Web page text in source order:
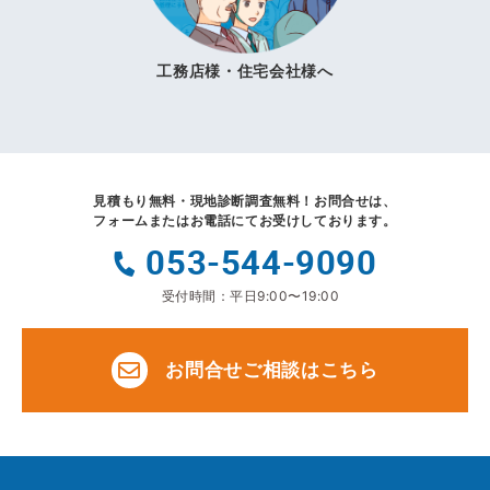
工務店様・住宅会社様へ
見積もり無料・現地診断調査無料！ お問合せは、
フォームまたはお電話にてお受けしております。
053-544-9090
受付時間：平日9:00〜19:00
お問合せご相談はこちら